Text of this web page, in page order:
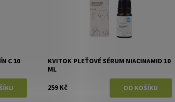
C 10
KVITOK PLEŤOVÉ SÉRUM NIACINAMID 10
ML
259 Kč